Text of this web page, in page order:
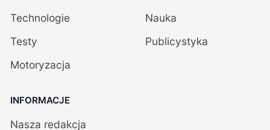
Technologie
Testy
Motoryzacja
Nauka
Publicystyka
INFORMACJE
Nasza redakcja